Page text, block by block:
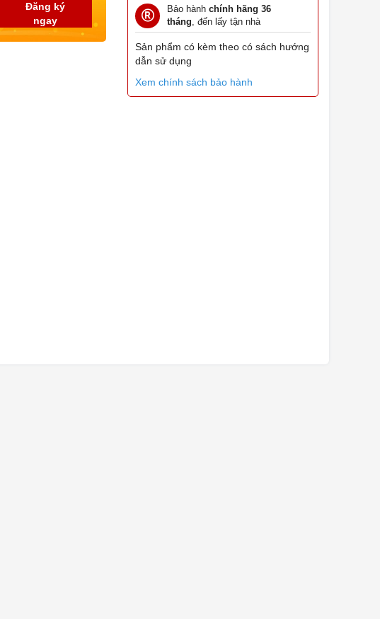
Đăng ký
ngay
Bảo hành chính hãng 36
tháng, đến lấy tận nhà
Sản phẩm có kèm theo có sách hướng
dẫn sử dụng
Xem chính sách bảo hành